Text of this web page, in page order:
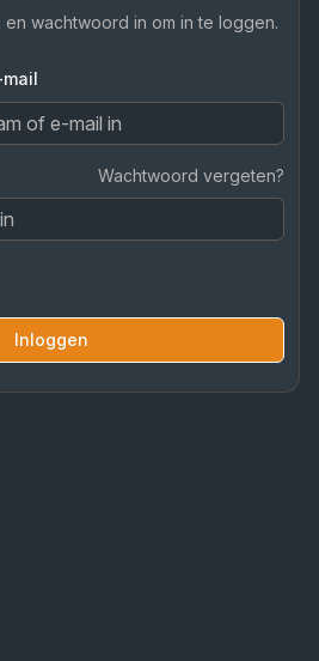
wachtwoord in om in te loggen.
Wachtwoord vergeten?
Inloggen